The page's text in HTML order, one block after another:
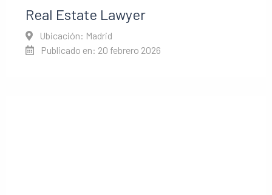
Real Estate Lawyer
Ubicación: Madrid
Publicado en: 20 febrero 2026